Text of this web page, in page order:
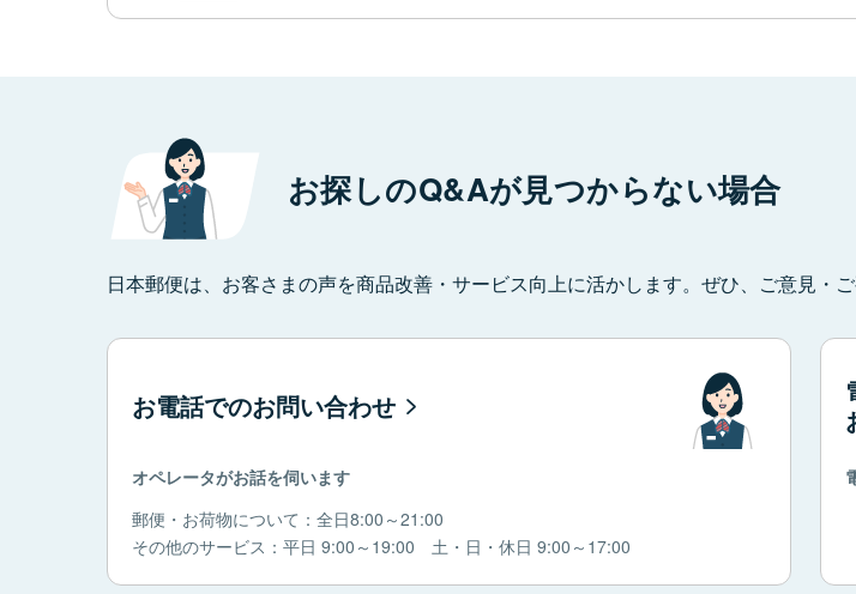
お探しのQ&Aが見つからない場合
日本郵便は、お客さまの声を商品改善・サービス向上に活かします。ぜひ、ご意見・ご
お電話でのお問い合わせ
オペレータがお話を伺います
郵便・お荷物について：全日8:00～21:00
その他のサービス：平日 9:00～19:00 土・日・休日 9:00～17:00